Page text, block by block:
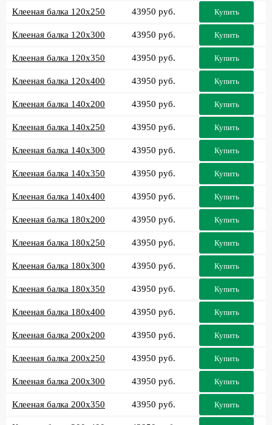
Клееная балка 120x250 43950 руб. Купить
Клееная балка 120x300 43950 руб. Купить
Клееная балка 120x350 43950 руб. Купить
Клееная балка 120x400 43950 руб. Купить
Клееная балка 140x200 43950 руб. Купить
Клееная балка 140x250 43950 руб. Купить
Клееная балка 140x300 43950 руб. Купить
Клееная балка 140x350 43950 руб. Купить
Клееная балка 140x400 43950 руб. Купить
Клееная балка 180x200 43950 руб. Купить
Клееная балка 180x250 43950 руб. Купить
Клееная балка 180x300 43950 руб. Купить
Клееная балка 180x350 43950 руб. Купить
Клееная балка 180x400 43950 руб. Купить
Клееная балка 200x200 43950 руб. Купить
Клееная балка 200x250 43950 руб. Купить
Клееная балка 200x300 43950 руб. Купить
Клееная балка 200x350 43950 руб. Купить